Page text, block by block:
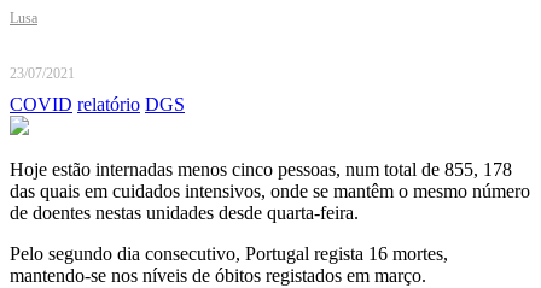
Lusa
23/07/2021
COVID relatório DGS
Hoje estão internadas menos cinco pessoas, num total de 855, 178
das quais em cuidados intensivos, onde se mantêm o mesmo número
de doentes nestas unidades desde quarta-feira.
Pelo segundo dia consecutivo, Portugal regista 16 mortes,
mantendo-se nos níveis de óbitos registados em março.